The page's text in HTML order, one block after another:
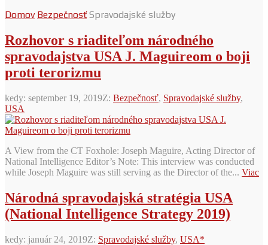
Domov Bezpečnosť Spravodajské služby
Rozhovor s riaditeľom národného
spravodajstva USA J. Maguireom o boji
proti terorizmu
kedy: september 19, 2019Z: Bezpečnosť, Spravodajské služby,
USA
A View from the CT Foxhole: Joseph Maguire, Acting Director of
National Intelligence Editor’s Note: This interview was conducted
while Joseph Maguire was still serving as the Director of the... Viac
Národná spravodajská stratégia USA
(National Intelligence Strategy 2019)
kedy: január 24, 2019Z: Spravodajské služby, USA*